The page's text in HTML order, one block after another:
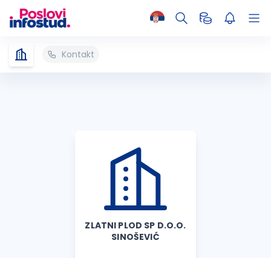
Kontakt
ZLATNI PLOD SP D.O.O.
SINOŠEVIĆ